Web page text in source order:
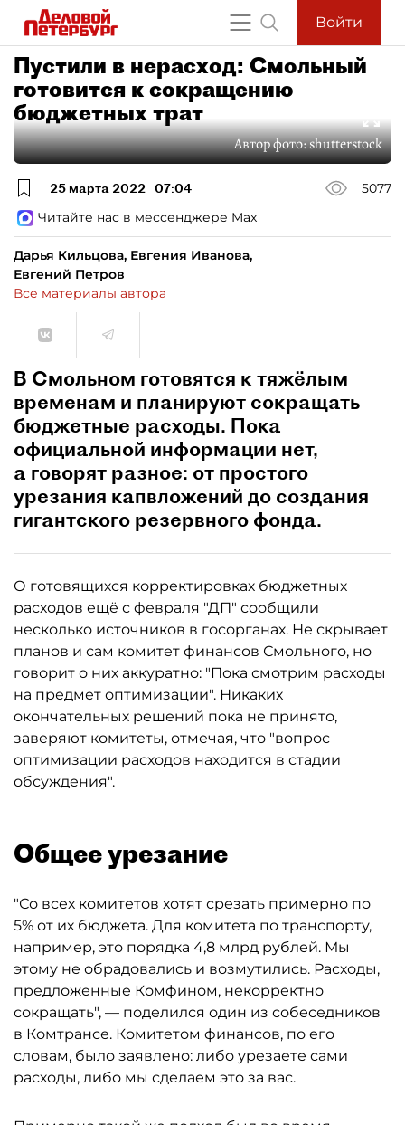
Войти
Пустили в нерасход: Смольный
готовится к сокращению
бюджетных трат
Автор фото:shutterstock
25 марта 2022 07:04
5077
Читайте нас в мессенджере Max
Дарья Кильцова, Евгения Иванова,
Евгений Петров
Все материалы автора
В Смольном готовятся к тяжёлым
временам и планируют сокращать
бюджетные расходы. Пока
официальной информации нет,
а говорят разное: от простого
урезания капвложений до создания
гигантского резервного фонда.
О готовящихся корректировках бюджетных
расходов ещё с февраля "ДП" сообщили
несколько источников в госорганах. Не скрывает
планов и сам комитет финансов Смольного, но
говорит о них аккуратно: "Пока смотрим расходы
на предмет оптимизации". Никаких
окончательных решений пока не принято,
заверяют комитеты, отмечая, что "вопрос
оптимизации расходов находится в стадии
обсуждения".
Общее урезание
"Со всех комитетов хотят срезать примерно по
5% от их бюджета. Для комитета по транспорту,
например, это порядка 4,8 млрд рублей. Мы
этому не обрадовались и возмутились. Расходы,
предложенные Комфином, некорректно
сокращать", — поделился один из собеседников
в Комтрансе. Комитетом финансов, по его
словам, было заявлено: либо урезаете сами
расходы, либо мы сделаем это за вас.